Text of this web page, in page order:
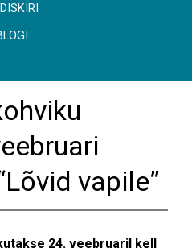
vapile”
24. veebruaril kell